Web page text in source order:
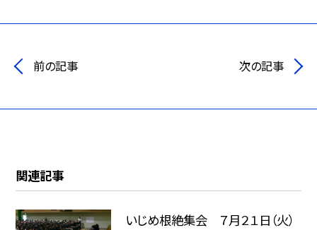
前の記事 次の記事
関連記事
いじめ根絶集会 ７月２１日（火）